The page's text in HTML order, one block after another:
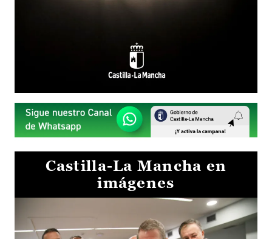
Castilla-La Mancha en
imágenes